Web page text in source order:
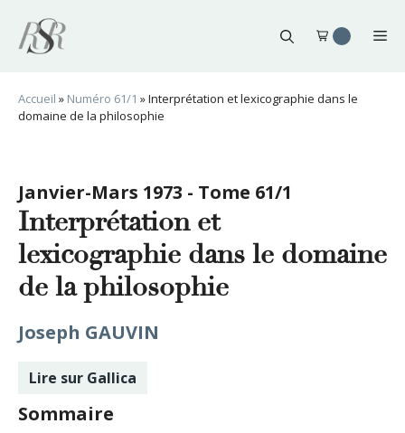
contenu
Accueil » Numéro 61/1 »Interprétation et lexicographie dans le
domaine de la philosophie
Janvier-Mars 1973 - Tome 61/1
Interprétation et
lexicographie dans le domaine
de la philosophie
Joseph GAUVIN
Lire sur Gallica
Sommaire